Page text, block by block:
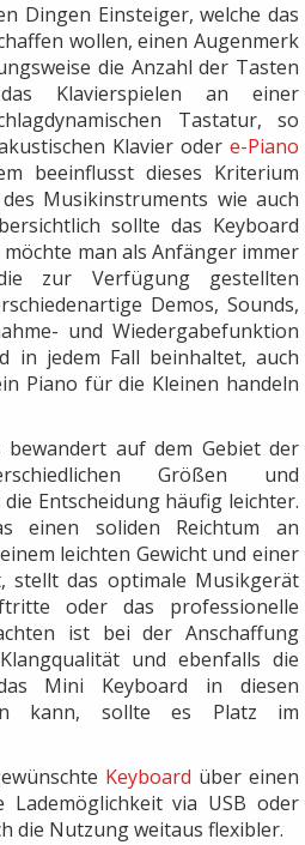
Dingen Einsteiger, welche das
wollen, einen Augenmerk
die Anzahl der Tasten
Klavierspielen an einer
Tastatur, so
Klavier oder e-Piano
beeinflusst dieses Kriterium
Musikinstruments wie auch
sollte das Keyboard
man als Anfänger immer
zur Verfügung gestellten
Demos, Sounds,
und Wiedergabefunktion
in jedem Fall beinhaltet, auch
Piano für die Kleinen handeln
auf dem Gebiet der
Größen und
Entscheidung häufig leichter.
einen soliden Reichtum an
leichten Gewicht und einer
stellt das optimale Musikgerät
oder das professionelle
ist bei der Anschaffung
und ebenfalls die
Mini Keyboard in diesen
kann, sollte es Platz im
Keyboard über einen
Lademöglichkeit via USB oder
die Nutzung weitaus flexibler.